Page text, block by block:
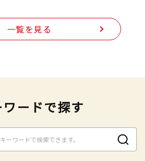
一覧を見る
ワードで探す